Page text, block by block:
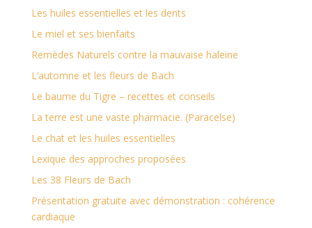
Les huiles essentielles et les dents
Le miel et ses bienfaits
Remèdes Naturels contre la mauvaise haleine
L’automne et les fleurs de Bach
Le baume du Tigre – recettes et conseils
La terre est une vaste pharmacie. (Paracelse)
Le chat et les huiles essentielles
Lexique des approches proposées
Les 38 Fleurs de Bach
Présentation gratuite avec démonstration : cohérence
cardiaque